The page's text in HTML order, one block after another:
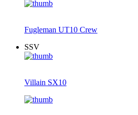
Fugleman UT10 Crew
SSV
Villain SX10